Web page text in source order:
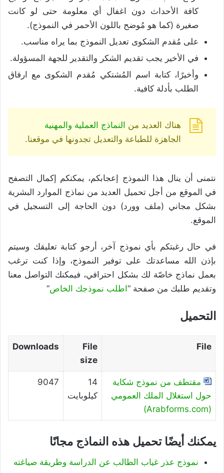
كافة الأحداث دون اغفال أي معلومة حتى لو كانت
صغيرة (كما هو مُوضح باللون الأحمر في النموذج).
على مُقدم الشكوى تعديل النموذج بما يراه مناسب.
في الأخير يجب تقديم الشكر والتقدير للجهة المسؤولة.
وأخيرًا، كتابة اسم المُشتكي مُقدم الشكوى مع ارفاق
الطلب بأدلة كافية.
هناك العديد من النماذج العملية والمهنية
الجاهزة للطباعة والتعديل تجدونها في موقعنا.
نتمنى أن ينال هذا النموذج إعجابكم، يمكنكم إكمال التصفح
في الموقع من أجل تحميل العديد من نماذج الموارد البشرية
بشكل مجاني (ملف وورد) دون الحاجة إلى التسجيل في
الموقع.
في حال رغبتكم بأي نموذج آخر، أرجو كتابة تعليقك وسيتم
بإذن الله مساعدتك على توفير النموذج، وإذا كنت ترغب
بعمل نماذج خاصّة لك بشكل احترافي، فيمكنك التواصل معنا
وتقديم طلبك من صفحة “ اطلب نموذجك الخاص“
التحميل
File
File
size
Downloads
مقتطف من نموذج شكاية
حول استغلال الملك العمومي
(Arabforms.com)
14
كيلوبايت
9047
يمكنك أيضًا تحميل هذه النماذج مجانًا
نموذج عذر غياب الطالب عن الدراسة وطريقة صياغته